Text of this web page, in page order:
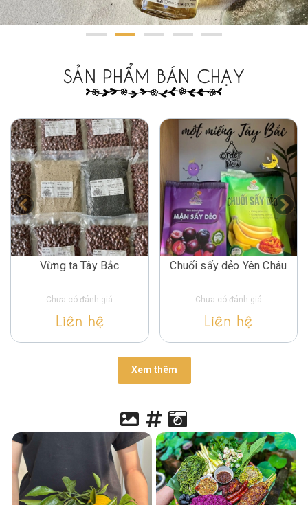
SẢN PHẨM BÁN CHẠY
Vừng ta Tây Bắc
Chưa có đánh giá
Liên hệ
Chuối sấy dẻo Yên Châu
Chưa có đánh giá
Liên hệ
Xem thêm